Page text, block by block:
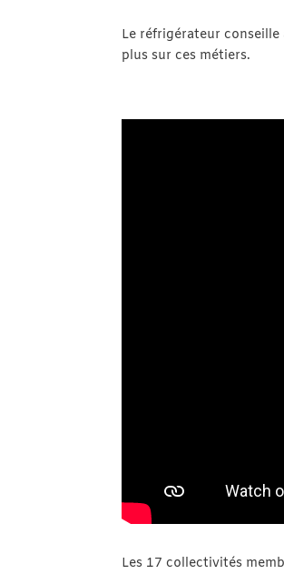
Le réfrigérateur
plus sur ces métiers.
Les 17 collectivités